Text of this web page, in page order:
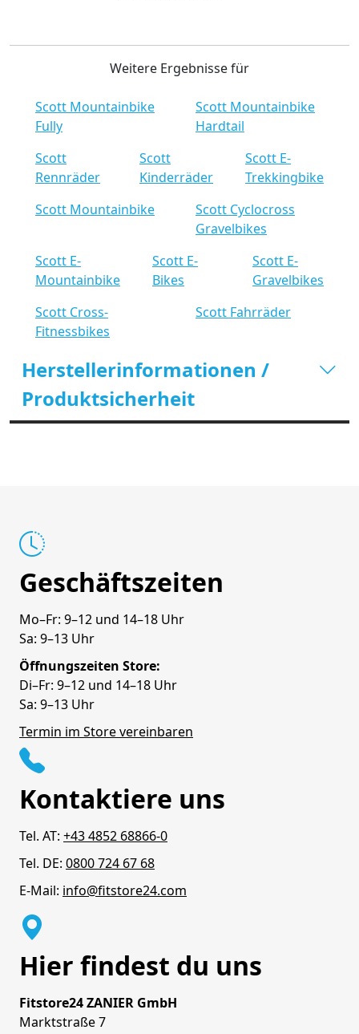
Weitere Ergebnisse für
Scott Mountainbike
Fully
Scott Mountainbike
Hardtail
Scott
Rennräder
Scott
Kinderräder
Scott E-
Trekkingbike
Scott Mountainbike
Scott Cyclocross
Gravelbikes
Scott E-
Mountainbike
Scott E-
Bikes
Scott E-
Gravelbikes
Scott Cross-
Fitnessbikes
Scott Fahrräder
Herstellerinformationen /
Produktsicherheit
Geschäftszeiten
Mo–Fr: 9–12 und 14–18 Uhr
Sa: 9–13 Uhr
Öffnungszeiten Store:
Di–Fr: 9–12 und 14–18 Uhr
Sa: 9–13 Uhr
Termin im Store vereinbaren
Kontaktiere uns
Tel. AT: +43 4852 68866-0
Tel. DE: 0800 724 67 68
E-Mail: info@fitstore24.com
Hier findest du uns
Fitstore24 ZANIER GmbH
Marktstraße 7